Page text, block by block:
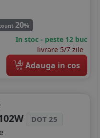
20%
In stoc - peste 12 buc
livrare 5/7 zile
4 Adauga in cos
DOT 25